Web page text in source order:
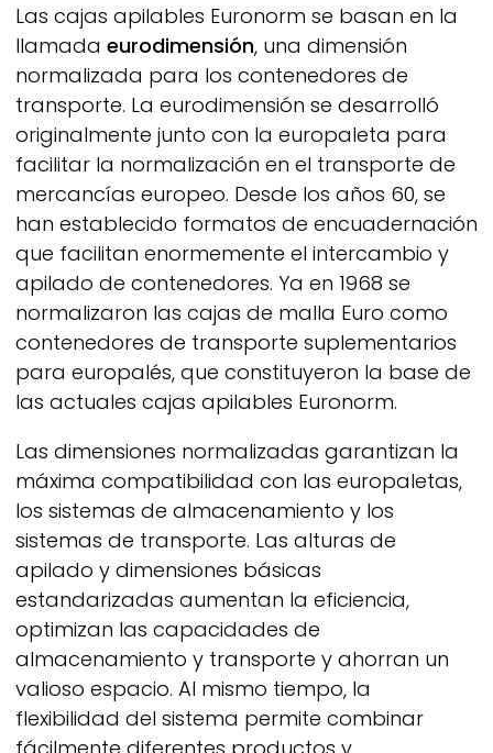
Las cajas apilables Euronorm se basan en la
llamada eurodimensión, una dimensión
normalizada para los contenedores de
transporte. La eurodimensión se desarrolló
originalmente junto con la europaleta para
facilitar la normalización en el transporte de
mercancías europeo. Desde los años 60, se
han establecido formatos de encuadernación
que facilitan enormemente el intercambio y
apilado de contenedores. Ya en 1968 se
normalizaron las cajas de malla Euro como
contenedores de transporte suplementarios
para europalés, que constituyeron la base de
las actuales cajas apilables Euronorm.
Las dimensiones normalizadas garantizan la
máxima compatibilidad con las europaletas,
los sistemas de almacenamiento y los
sistemas de transporte. Las alturas de
apilado y dimensiones básicas
estandarizadas aumentan la eficiencia,
optimizan las capacidades de
almacenamiento y transporte y ahorran un
valioso espacio. Al mismo tiempo, la
flexibilidad del sistema permite combinar